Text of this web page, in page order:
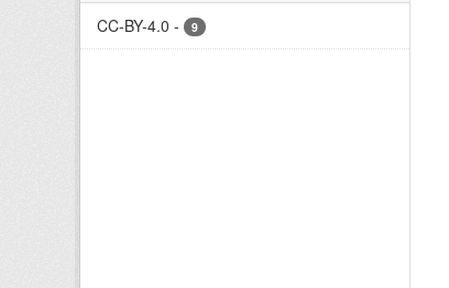
CC-BY-4.0 - 9